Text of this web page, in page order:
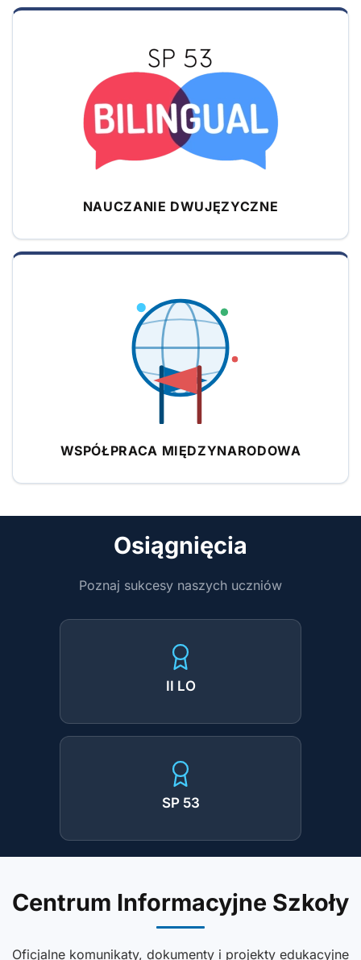
NAUCZANIE DWUJĘZYCZNE
WSPÓŁPRACA MIĘDZYNARODOWA
Osiągnięcia
Poznaj sukcesy naszych uczniów
II LO
SP 53
Centrum Informacyjne Szkoły
Oficjalne komunikaty, dokumenty i projekty edukacyjne